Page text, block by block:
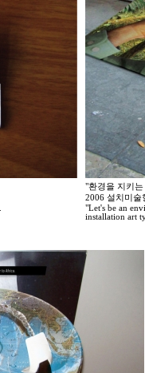
"환경을 지키
2006 설치미술
"Let's be an
installation art